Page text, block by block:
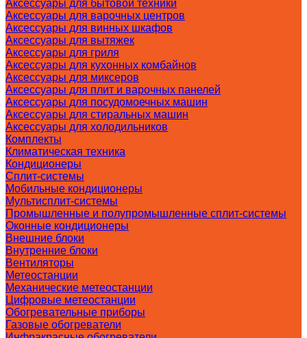
Аксессуары для бытовой техники
Аксессуары для варочных центров
Аксессуары для винных шкафов
Аксессуары для вытяжек
Аксессуары для гриля
Аксессуары для кухонных комбайнов
Аксессуары для миксеров
Аксессуары для плит и варочных панелей
Аксессуары для посудомоечных машин
Аксессуары для стиральных машин
Аксессуары для холодильников
Комплекты
Климатическая техника
Кондиционеры
Сплит-системы
Мобильные кондиционеры
Мультисплит-системы
Промышленные и полупромышленные сплит-системы
Оконные кондиционеры
Внешние блоки
Внутренние блоки
Вентиляторы
Метеостанции
Механические метеостанции
Цифровые метеостанции
Обогревательные приборы
Газовые обогреватели